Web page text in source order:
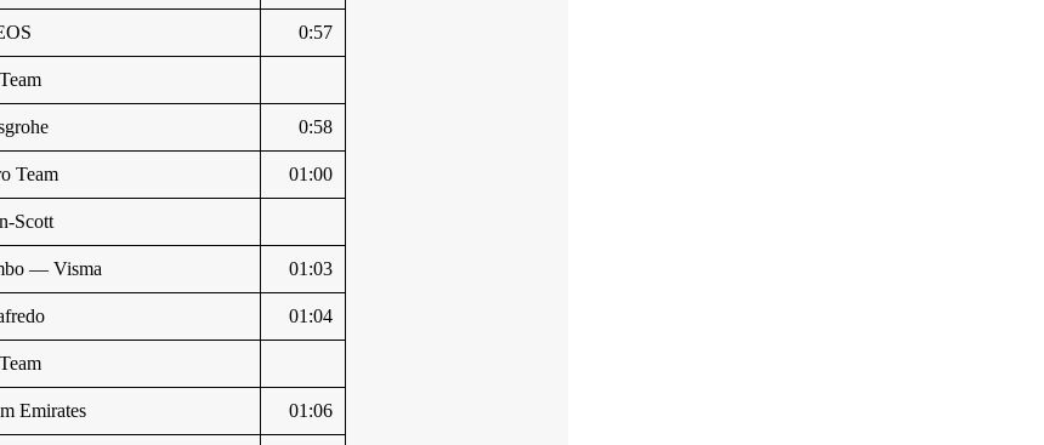
0:57
0:58
Team 01:00
Scott
— Visma 01:03
01:04
Emirates 01:06